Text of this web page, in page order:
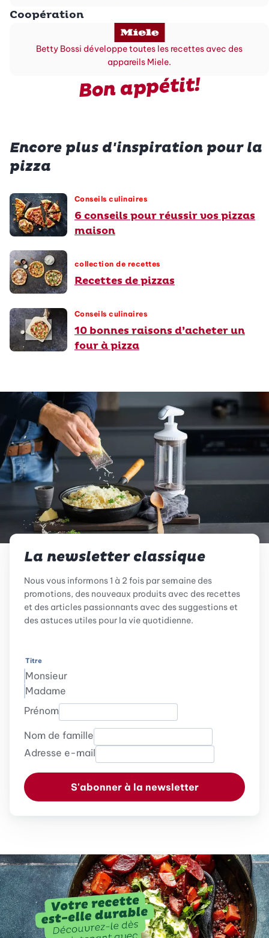
Coopération
Betty Bossi développe toutes les recettes avec des
appareils Miele.
Bon appétit!
Encore plus d'inspiration pour la
pizza
Conseils culinaires
6 conseils pour réussir vos pizzas
maison
collection de recettes
Recettes de pizzas
Conseils culinaires
10 bonnes raisons d’acheter un
four à pizza
La newsletter classique
Nous vous informons 1 à 2 fois par semaine des
promotions, des nouveaux produits avec des recettes
et des articles passionnants avec des suggestions et
des astuces utiles pour la vie quotidienne.
Titre
Monsieur
Madame
Prénom
Nom de famille
Adresse e-mail
S'abonner à la newsletter